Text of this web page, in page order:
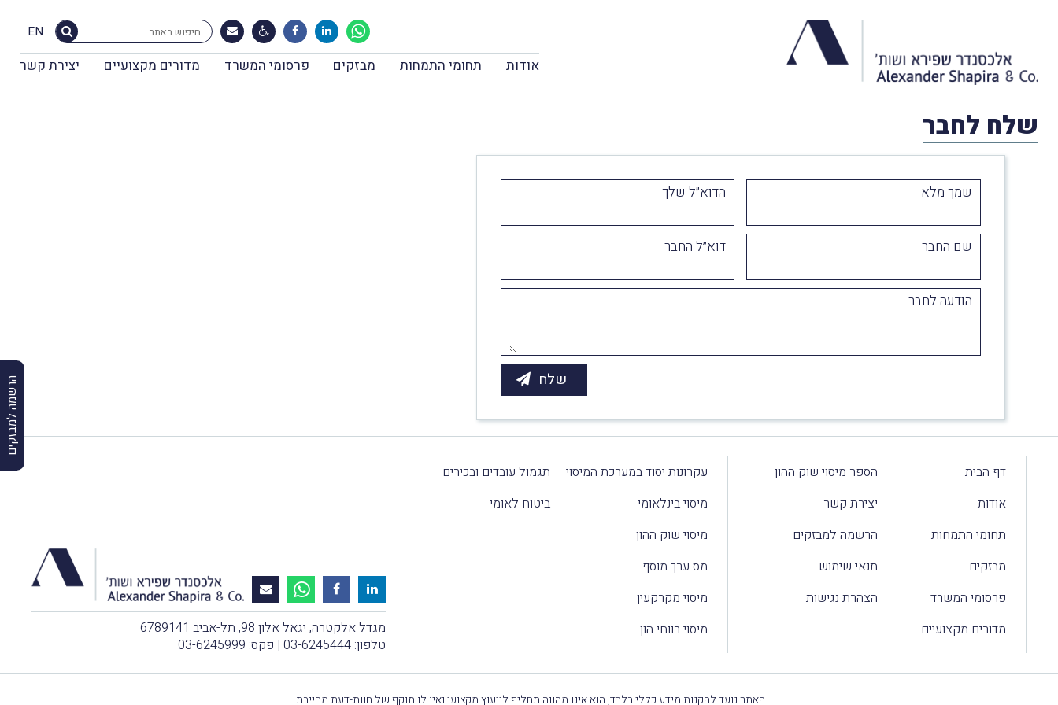
EN
אודות תחומי התמחות מבזקים פרסומי המשרד מדורים מקצועיים יצירת קשר
הרשמה למבזקים
שלח לחבר
שמך מלא הדוא״ל שלך
שם החבר דוא״ל החבר
הודעה לחבר
דף הבית
אודות
תחומי התמחות
מבזקים
פרסומי המשרד
מדורים מקצועיים
הספר מיסוי שוק ההון
יצירת קשר
הרשמה למבזקים
תנאי שימוש
הצהרת נגישות
עקרונות יסוד במערכת המיסוי
מיסוי בינלאומי
מיסוי שוק ההון
מס ערך מוסף
מיסוי מקרקעין
מיסוי רווחי הון
תגמול עובדים ובכירים
ביטוח לאומי
מגדל אלקטרה, יגאל אלון 98, תל-אביב 6789141
טלפון: 03-6245444 | פקס: 03-6245999
האתר נועד להקנות מידע כללי בלבד, הוא אינו מהווה תחליף לייעוץ מקצועי ואין לו תוקף של חוות-דעת מחייבת.